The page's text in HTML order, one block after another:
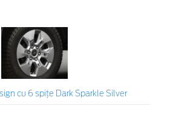
cu 6 spiţe Dark Sparkle Silver